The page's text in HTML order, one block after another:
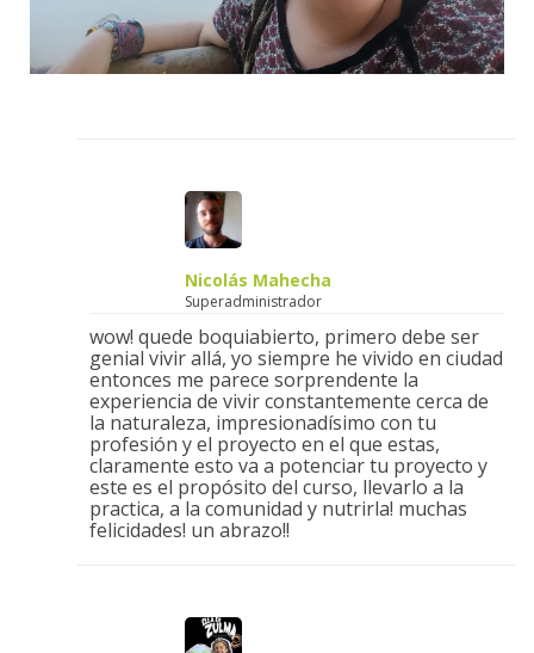
Nicolás Mahecha
Superadministrador
wow! quede boquiabierto, primero debe ser
genial vivir allá, yo siempre he vivido en ciudad
entonces me parece sorprendente la
experiencia de vivir constantemente cerca de
la naturaleza, impresionadísimo con tu
profesión y el proyecto en el que estas,
claramente esto va a potenciar tu proyecto y
este es el propósito del curso, llevarlo a la
practica, a la comunidad y nutrirla! muchas
felicidades! un abrazo!!